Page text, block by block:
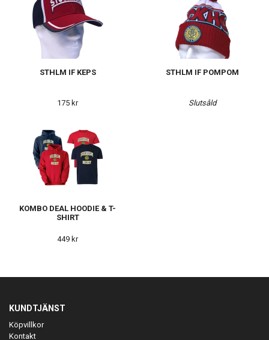
STHLM IF KEPS
175 kr
STHLM IF POMPOM
Slutsåld
KOMBO DEAL HOODIE & T-
SHIRT
449 kr
KUNDTJÄNST
Köpvillkor
Kontakt